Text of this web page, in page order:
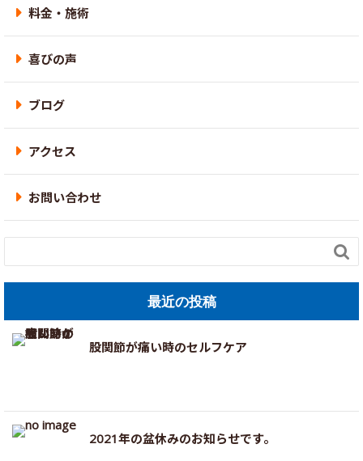
料金・施術
喜びの声
ブログ
アクセス
お問い合わせ

最近の投稿
股関節が痛い時のセルフケア
2021年の盆休みのお知らせです。